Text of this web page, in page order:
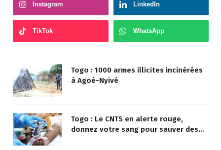
Instagram LinkedIn
TikTok WhatsApp
Togo : 1000 armes illicites incinérées
à Agoè-Nyivé
Togo : Le CNTS en alerte rouge,
donnez votre sang pour sauver des